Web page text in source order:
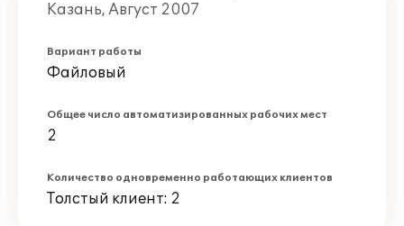
Казань, Август 2007
Вариант работы
Файловый
Общее число автоматизированных рабочих мест
2
Количество одновременно работающих клиентов
Толстый клиент: 2